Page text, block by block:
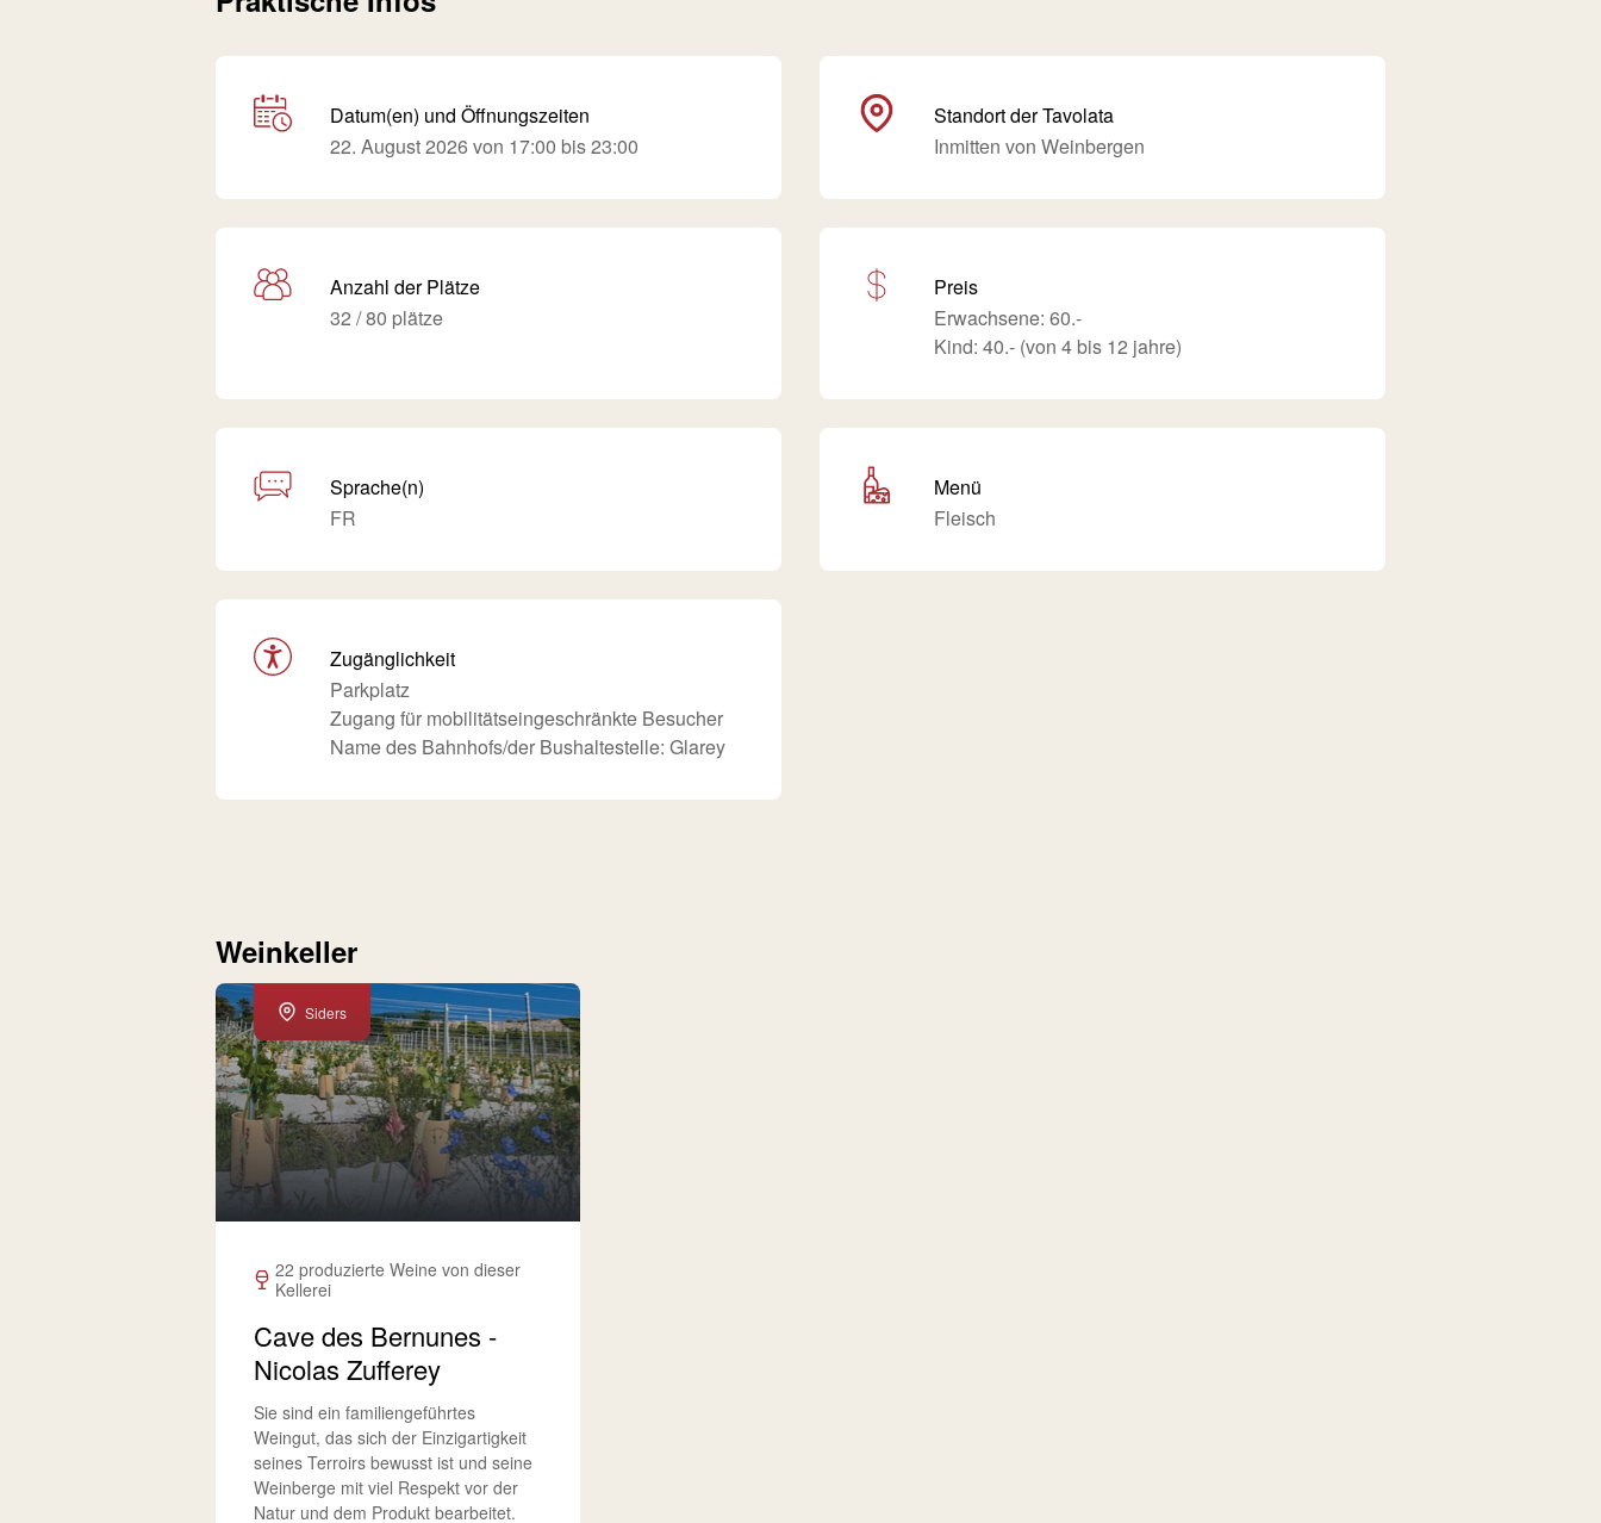
Datum(en) und Öffnungszeiten
22. August 2026 von 17:00 bis 23:00
Standort der Tavolata
Inmitten von Weinbergen
Anzahl der Plätze
32 / 80 plätze
Preis
Erwachsene: 60.-
Kind: 40.- (von 4 bis 12 jahre)
Sprache(n)
FR
Menü
Fleisch
Zugänglichkeit
Parkplatz
Zugang für mobilitätseingeschränkte Besucher
Name des Bahnhofs/der Bushaltestelle: Glarey
Weinkeller
Siders
22 produzierte Weine von dieser
Kellerei
Cave des Bernunes -
Nicolas Zufferey
Sie sind ein familiengeführtes
Weingut, das sich der Einzigartigkeit
seines Terroirs bewusst ist und seine
Weinberge mit viel Respekt vor der
Natur und dem Produkt bearbeitet.